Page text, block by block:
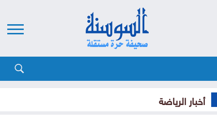
أخبار الرياضة